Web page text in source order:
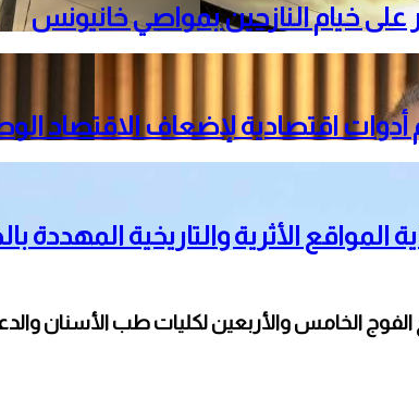
اقتصادية لإضعاف الاقتصاد
الأثرية والتاريخية المهددة
الخامس والأربعين لكليات طب الأسنان